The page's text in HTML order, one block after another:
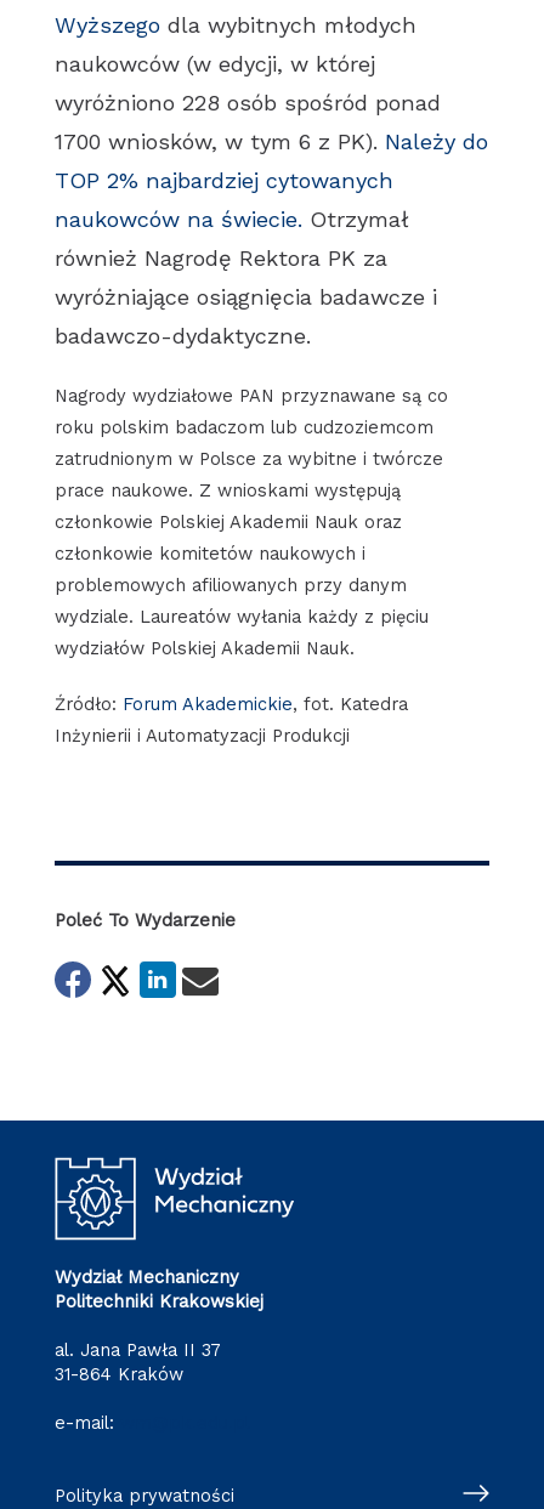
Wyższegodla wybitnych młodych
naukowców (w edycji, w której
wyróżniono 228 osób spośród ponad
1700 wniosków, w tym 6 z PK). Należy do
TOP 2% najbardziej cytowanych
naukowców na świecie. Otrzymał
również Nagrodę Rektora PK za
wyróżniające osiągnięcia badawcze i
badawczo-dydaktyczne.
Nagrody wydziałowe PAN przyznawane są co
roku polskim badaczom lub cudzoziemcom
zatrudnionym w Polsce za wybitne i twórcze
prace naukowe. Z wnioskami występują
członkowie Polskiej Akademii Nauk oraz
członkowie komitetów naukowych i
problemowych afiliowanych przy danym
wydziale. Laureatów wyłania każdy z pięciu
wydziałów Polskiej Akademii Nauk.
Źródło: Forum Akademickie, fot. Katedra
Inżynierii i Automatyzacji Produkcji
Poleć To Wydarzenie
Wydział Mechaniczny
Politechniki Krakowskiej
al. Jana Pawła II 37
31-864 Kraków
e-mail:
Polityka prywatności